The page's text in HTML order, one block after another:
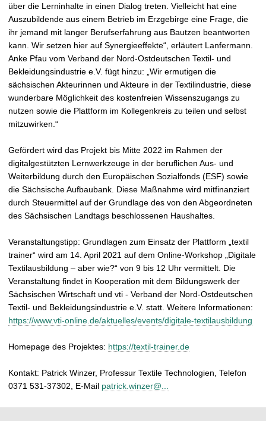
über die Lerninhalte in einen Dialog treten. Vielleicht hat eine
Auszubildende aus einem Betrieb im Erzgebirge eine Frage, die
ihr jemand mit langer Berufserfahrung aus Bautzen beantworten
kann. Wir setzen hier auf Synergieeffekte“, erläutert Lanfermann.
Anke Pfau vom Verband der Nord-Ostdeutschen Textil- und
Bekleidungsindustrie e.V. fügt hinzu: „Wir ermutigen die
sächsischen Akteurinnen und Akteure in der Textilindustrie, diese
wunderbare Möglichkeit des kostenfreien Wissenszugangs zu
nutzen sowie die Plattform im Kollegenkreis zu teilen und selbst
mitzuwirken.“
Gefördert wird das Projekt bis Mitte 2022 im Rahmen der
digitalgestützten Lernwerkzeuge in der beruflichen Aus- und
Weiterbildung durch den Europäischen Sozialfonds (ESF) sowie
die Sächsische Aufbaubank. Diese Maßnahme wird mitfinanziert
durch Steuermittel auf der Grundlage des von den Abgeordneten
des Sächsischen Landtags beschlossenen Haushaltes.
Veranstaltungstipp: Grundlagen zum Einsatz der Plattform „textil
trainer“ wird am 14. April 2021 auf dem Online-Workshop „Digitale
Textilausbildung – aber wie?“ von 9 bis 12 Uhr vermittelt. Die
Veranstaltung findet in Kooperation mit dem Bildungswerk der
Sächsischen Wirtschaft und vti - Verband der Nord-Ostdeutschen
Textil- und Bekleidungsindustrie e.V. statt. Weitere Informationen:
https://www.vti-online.de/aktuelles/events/digitale-textilausbildung
Homepage des Projektes: https://textil-trainer.de
Kontakt: Patrick Winzer, Professur Textile Technologien, Telefon
0371 531-37302, E-Mail patrick.winzer@...